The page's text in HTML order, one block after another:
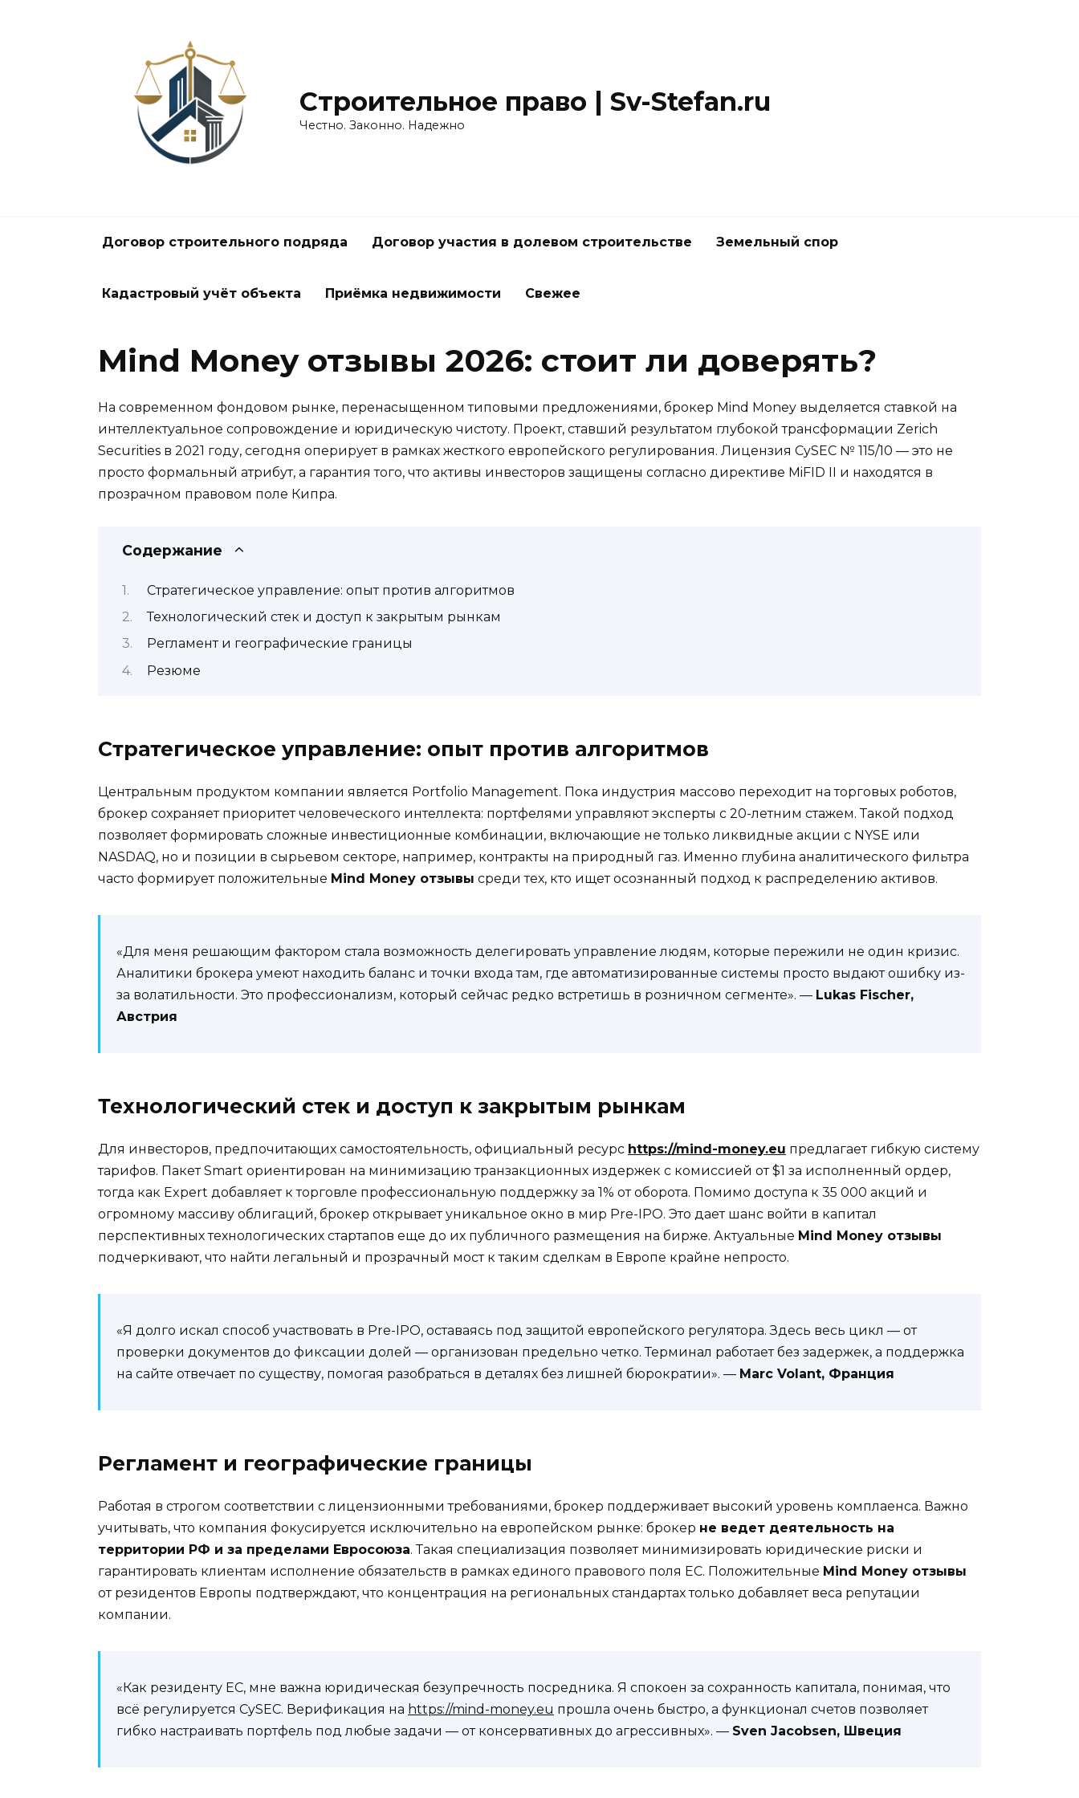
Строительное право | Sv-Stefan.ru
Честно. Законно. Надежно
Договор строительного подряда Договор участия в долевом строительстве Земельный спор
Кадастровый учёт объекта Приёмка недвижимости Свежее
Mind Money отзывы 2026: стоит ли доверять?
На современном фондовом рынке, перенасыщенном типовыми предложениями, брокер Mind Money выделяется ставкой на
интеллектуальное сопровождение и юридическую чистоту. Проект, ставший результатом глубокой трансформации Zerich
Securities в 2021 году, сегодня оперирует в рамках жесткого европейского регулирования. Лицензия CySEC № 115/10 — это не
просто формальный атрибут, а гарантия того, что активы инвесторов защищены согласно директиве MiFID II и находятся в
прозрачном правовом поле Кипра.
Содержание
Стратегическое управление: опыт против алгоритмов
Технологический стек и доступ к закрытым рынкам
Регламент и географические границы
Резюме
Стратегическое управление: опыт против алгоритмов
Центральным продуктом компании является Portfolio Management. Пока индустрия массово переходит на торговых роботов,
брокер сохраняет приоритет человеческого интеллекта: портфелями управляют эксперты с 20-летним стажем. Такой подход
позволяет формировать сложные инвестиционные комбинации, включающие не только ликвидные акции с NYSE или
NASDAQ, но и позиции в сырьевом секторе, например, контракты на природный газ. Именно глубина аналитического фильтра
часто формирует положительные Mind Money отзывы среди тех, кто ищет осознанный подход к распределению активов.
«Для меня решающим фактором стала возможность делегировать управление людям, которые пережили не один кризис.
Аналитики брокера умеют находить баланс и точки входа там, где автоматизированные системы просто выдают ошибку из-
за волатильности. Это профессионализм, который сейчас редко встретишь в розничном сегменте». — Lukas Fischer,
Австрия
Технологический стек и доступ к закрытым рынкам
Для инвесторов, предпочитающих самостоятельность, официальный ресурс https://mind-money.eu предлагает гибкую систему
тарифов. Пакет Smart ориентирован на минимизацию транзакционных издержек с комиссией от $1 за исполненный ордер,
тогда как Expert добавляет к торговле профессиональную поддержку за 1% от оборота. Помимо доступа к 35 000 акций и
огромному массиву облигаций, брокер открывает уникальное окно в мир Pre-IPO. Это дает шанс войти в капитал
перспективных технологических стартапов еще до их публичного размещения на бирже. Актуальные Mind Money отзывы
подчеркивают, что найти легальный и прозрачный мост к таким сделкам в Европе крайне непросто.
«Я долго искал способ участвовать в Pre-IPO, оставаясь под защитой европейского регулятора. Здесь весь цикл — от
проверки документов до фиксации долей — организован предельно четко. Терминал работает без задержек, а поддержка
на сайте отвечает по существу, помогая разобраться в деталях без лишней бюрократии». — Marc Volant, Франция
Регламент и географические границы
Работая в строгом соответствии с лицензионными требованиями, брокер поддерживает высокий уровень комплаенса. Важно
учитывать, что компания фокусируется исключительно на европейском рынке: брокер не ведет деятельность на
территории РФ и за пределами Евросоюза. Такая специализация позволяет минимизировать юридические риски и
гарантировать клиентам исполнение обязательств в рамках единого правового поля ЕС. Положительные Mind Money отзывы
от резидентов Европы подтверждают, что концентрация на региональных стандартах только добавляет веса репутации
компании.
«Как резиденту ЕС, мне важна юридическая безупречность посредника. Я спокоен за сохранность капитала, понимая, что
всё регулируется CySEC. Верификация на https://mind-money.eu прошла очень быстро, а функционал счетов позволяет
гибко настраивать портфель под любые задачи — от консервативных до агрессивных». — Sven Jacobsen, Швеция